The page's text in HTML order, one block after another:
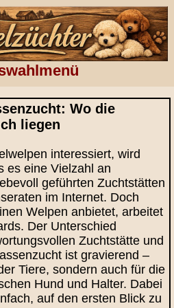
Wo die
liegen
interessiert, wird
es eine Vielzahl an
geführten Zuchtstätten
im Internet. Doch
Welpen anbietet, arbeitet
Der Unterschied
Zuchtstätte und
ist gravierend –
Tiere, sondern auch für die
Hund und Halter. Dabei
auf den ersten Blick zu